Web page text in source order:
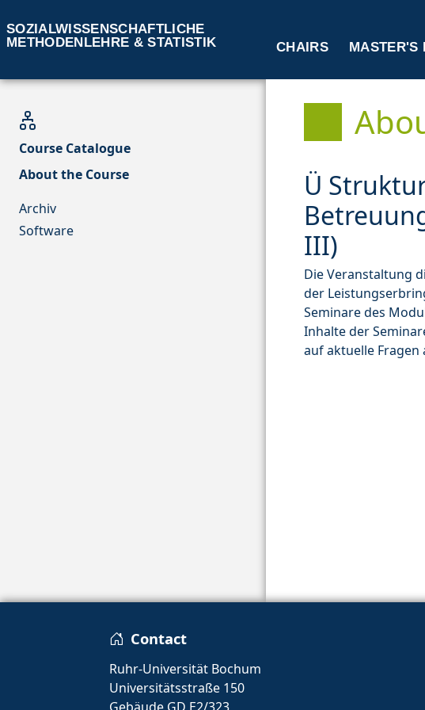
SOZIALWISSENSCHAFTLICHE
METHODENLEHRE & STATISTIK
CHAIRS MASTER'S
Course Catalogue
About the Course
Archiv
Software
Ü
III)
Die Veranstaltung
der
Seminare des
Inhalte der
auf aktuelle Fragen
Contact
Ruhr-Universität Bochum
Universitätsstraße 150